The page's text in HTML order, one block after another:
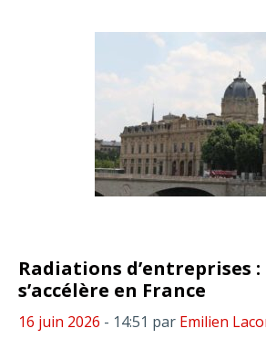
Radiations d’entreprises
s’accélère en France
16 juin 2026 - 14:51 par Emilien